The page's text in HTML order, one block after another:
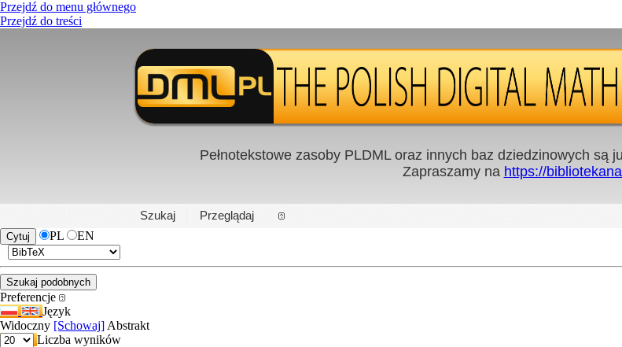
Przejdź do menu głównego
Przejdź do treści
PL|EN
Pełnotekstowe zasoby PLDML oraz innych baz dziedzinowych są
Zapraszamy na https://
Szukaj Przeglądaj
PL
EN
Preferencje
Język
Widoczny [Schowaj] Abstrakt
Liczba wyników